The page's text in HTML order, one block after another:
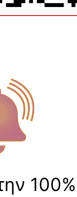
100%